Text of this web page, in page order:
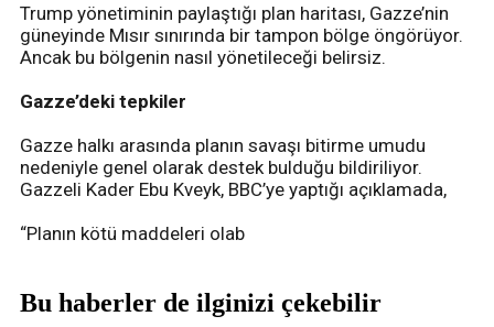
Trump yönetiminin paylaştığı plan haritası, Gazze’nin
güneyinde Mısır sınırında bir tampon bölge öngörüyor.
Ancak bu bölgenin nasıl yönetileceği belirsiz.
Gazze’deki tepkiler
Gazze halkı arasında planın savaşı bitirme umudu
nedeniyle genel olarak destek bulduğu bildiriliyor.
Gazzeli Kader Ebu Kveyk, BBC’ye yaptığı açıklamada,
“Planın kötü maddeleri olab
Bu haberler de ilginizi çekebilir